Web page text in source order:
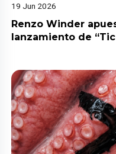
19 Jun 2026
Renzo Winder
lanzamiento de “Tic